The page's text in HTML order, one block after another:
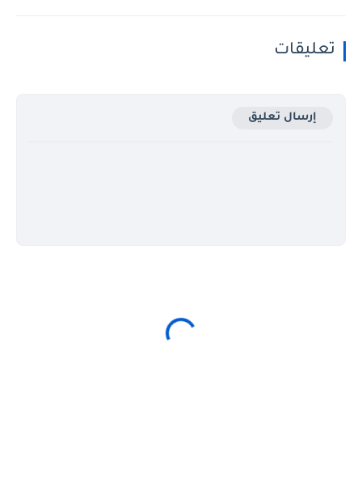
تعليقات
إرسال تعليق